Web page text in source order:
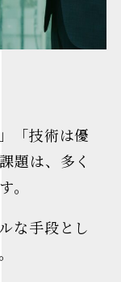
「技術は優
題は、多く
。
な手段とし